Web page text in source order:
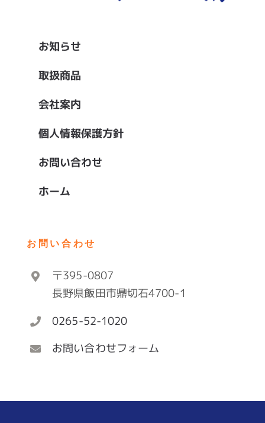
お知らせ
取扱商品
会社案内
個人情報保護方針
お問い合わせ
ホーム
お問い合わせ
〒395-0807
長野県飯田市鼎切石4700-1
0265-52-1020
お問い合わせフォーム